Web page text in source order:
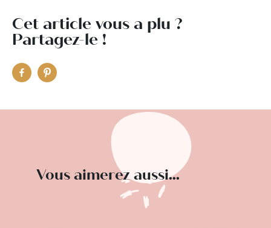
Cet article vous a plu ?
Partagez-le !
Vous aimerez aussi...